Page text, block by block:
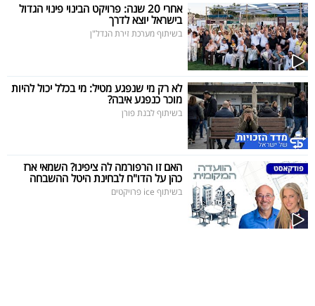
אחרי 20 שנה: פרויקט הבינוי פינוי הגדול
בישראל יוצא לדרך
בשיתוף מערכת זירת הנדל"ן
לא רק מי שנפגע מטיל: מי בכלל יכול להיות
מוכר כנפגע איבה?
בשיתוף לבנת פורן
האם זו הרפורמה לה ציפינו? השמאי ארז
כהן על הדו"ח לבחינת היטל ההשבחה
בשיתוף ice פרויקטים